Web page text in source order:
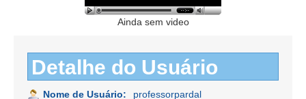
Ainda sem video
Detalhe do Usuário
Nome de Usuário: professorpardal